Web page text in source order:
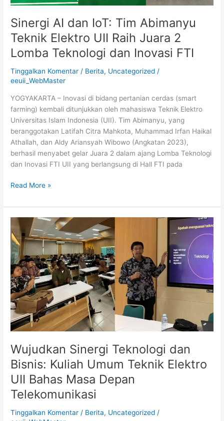
Sinergi AI dan IoT: Tim Abimanyu
Teknik Elektro UII Raih Juara 2
Lomba Teknologi dan Inovasi FTI
Tinggalkan Komentar / Berita, Uncategorized /
eeuii_WebMaster
YOGYAKARTA – Inovasi di bidang pertanian cerdas (smart
farming) kembali ditunjukkan oleh mahasiswa Teknik Elektro
Universitas Islam Indonesia (UII). Tim Abimanyu, yang
beranggotakan Latifah Citra Mahkota, Muhammad Irfan Haikal
Athallah, dan Aldy Ariansyah Wibowo (Angkatan 2023),
berhasil menyabet gelar Juara 2 dalam ajang Lomba Teknologi
dan Inovasi FTI UII yang berlangsung di Hall FTI pada
Juara
2
Lomba
Teknologi
dan
FTI
Read More »
Wujudkan Sinergi Teknologi dan
Bisnis: Kuliah Umum Teknik Elektro
UII Bahas Masa Depan
Telekomunikasi
Tinggalkan Komentar / Berita, Uncategorized /
Wujudkan
Sinergi
Teknologi
dan
Bisnis:
Kuliah
Umum
Teknik
Elektro
UII
Bahas
Masa
Depan
Telekomunikasi